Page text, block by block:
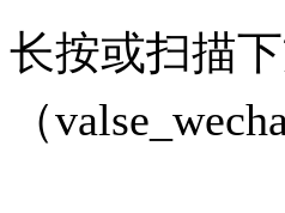
长按或扫描
（